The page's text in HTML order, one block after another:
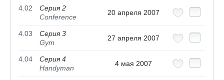
4.02
Серия 2
Conference
20 апреля 2007
4.03
Серия 3
Gym
27 апреля 2007
4.04
Серия 4
Handyman
4 мая 2007